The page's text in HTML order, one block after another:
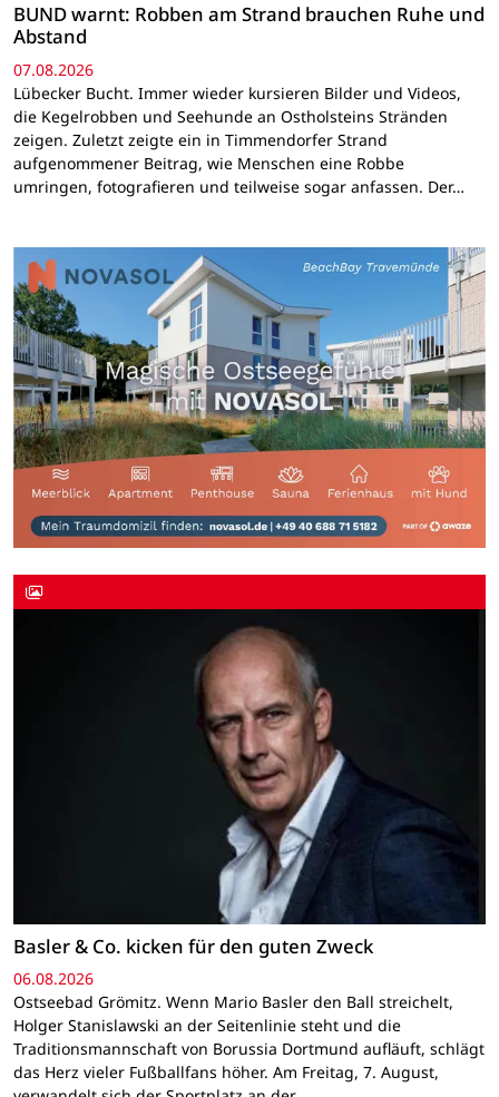
BUND warnt: Robben am Strand brauchen Ruhe und
Abstand
07.08.2026
Lübecker Bucht. Immer wieder kursieren Bilder und Videos,
die Kegelrobben und Seehunde an Ostholsteins Stränden
zeigen. Zuletzt zeigte ein in Timmendorfer Strand
aufgenommener Beitrag, wie Menschen eine Robbe
umringen, fotografieren und teilweise sogar anfassen. Der…
Basler & Co. kicken für den guten Zweck
06.08.2026
Ostseebad Grömitz. Wenn Mario Basler den Ball streichelt,
Holger Stanislawski an der Seitenlinie steht und die
Traditionsmannschaft von Borussia Dortmund aufläuft, schlägt
das Herz vieler Fußballfans höher. Am Freitag, 7. August,